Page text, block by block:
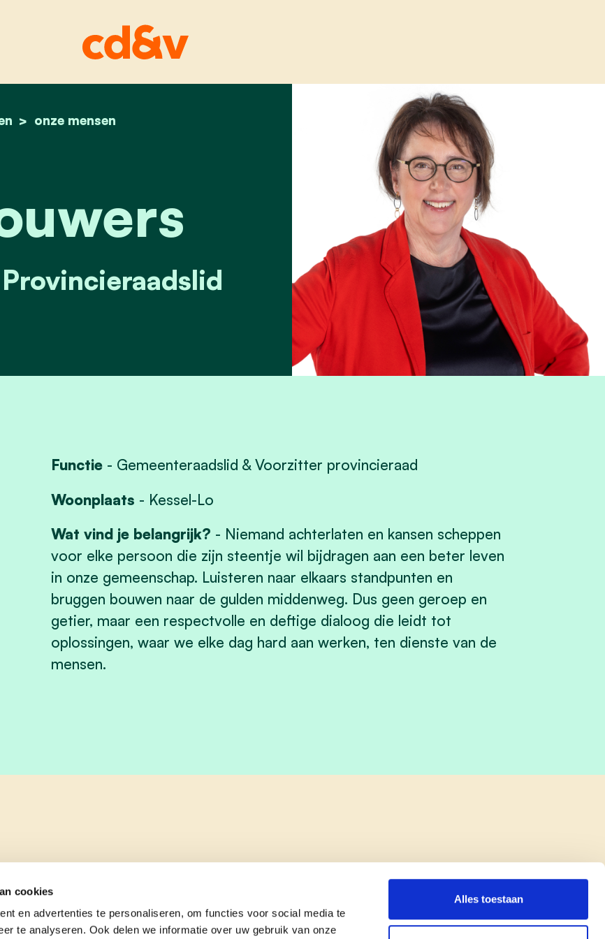
cookies
en advertenties te personaliseren, om functies voor social media te
te analyseren. Ook delen we informatie over uw gebruik van onze
Alles toestaan
onze mensen
brouwers
Functie - Gemeenteraadslid & Voorzitter provincieraad
Woonplaats - Kessel-Lo
Wat vind je belangrijk? - Niemand achterlaten en kansen scheppen
voor elke persoon die zijn steentje wil bijdragen aan een beter leven
in onze gemeenschap. Luisteren naar elkaars standpunten en
bruggen bouwen naar de gulden middenweg. Dus geen geroep en
getier, maar een respectvolle en deftige dialoog die leidt tot
oplossingen, waar we elke dag hard aan werken, ten dienste van de
mensen.